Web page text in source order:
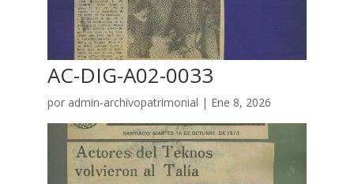
AC-DIG-A02-0033
por admin-archivopatrimonial | Ene 8, 2026